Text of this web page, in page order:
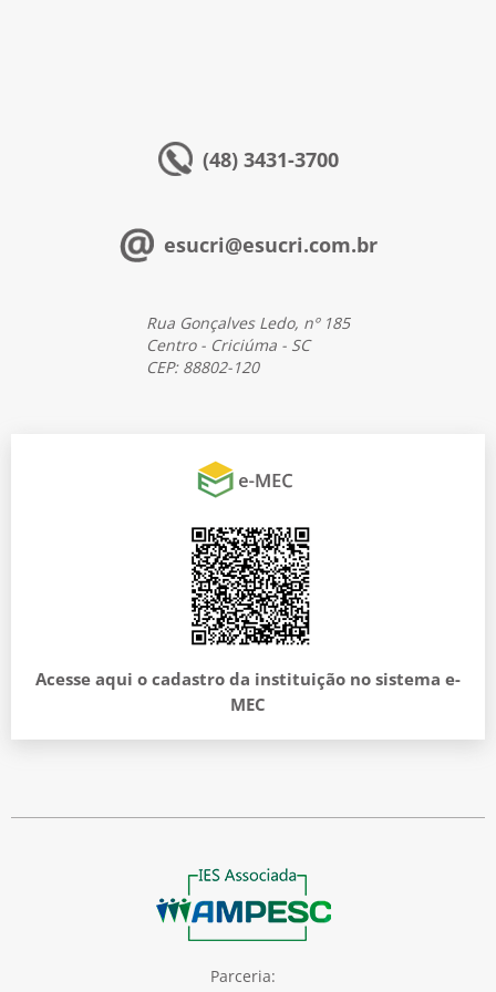
(48) 3431-3700
esucri@esucri.com.br
Rua Gonçalves Ledo, nº 185
Centro - Criciúma - SC
CEP: 88802-120
Acesse aqui o cadastro da instituição no sistema e-
MEC
Parceria: